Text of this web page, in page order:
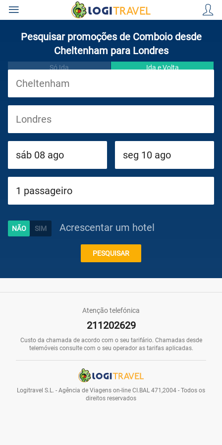
Cruzeiros
Circuitos
Caraíbas
Pesquisar promoções de Comboio desde
Cheltenham para Londres
Só Ida Ida e Volta
Acrescentar um hotel
PESQUISAR
Atenção telefónica
211202629
Custo da chamada de acordo com o seu tarifário. Chamadas desde
telemóveis consulte com o seu operador as tarifas aplicadas.
Logitravel S.L. - Agência de Viagens on-line CI.BAL 471,2004 - Todos os
direitos reservados